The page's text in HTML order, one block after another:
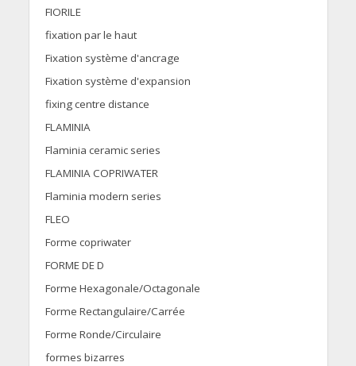
FIORILE
fixation par le haut
Fixation système d'ancrage
Fixation système d'expansion
fixing centre distance
FLAMINIA
Flaminia ceramic series
FLAMINIA COPRIWATER
Flaminia modern series
FLEO
Forme copriwater
FORME DE D
Forme Hexagonale/Octagonale
Forme Rectangulaire/Carrée
Forme Ronde/Circulaire
formes bizarres